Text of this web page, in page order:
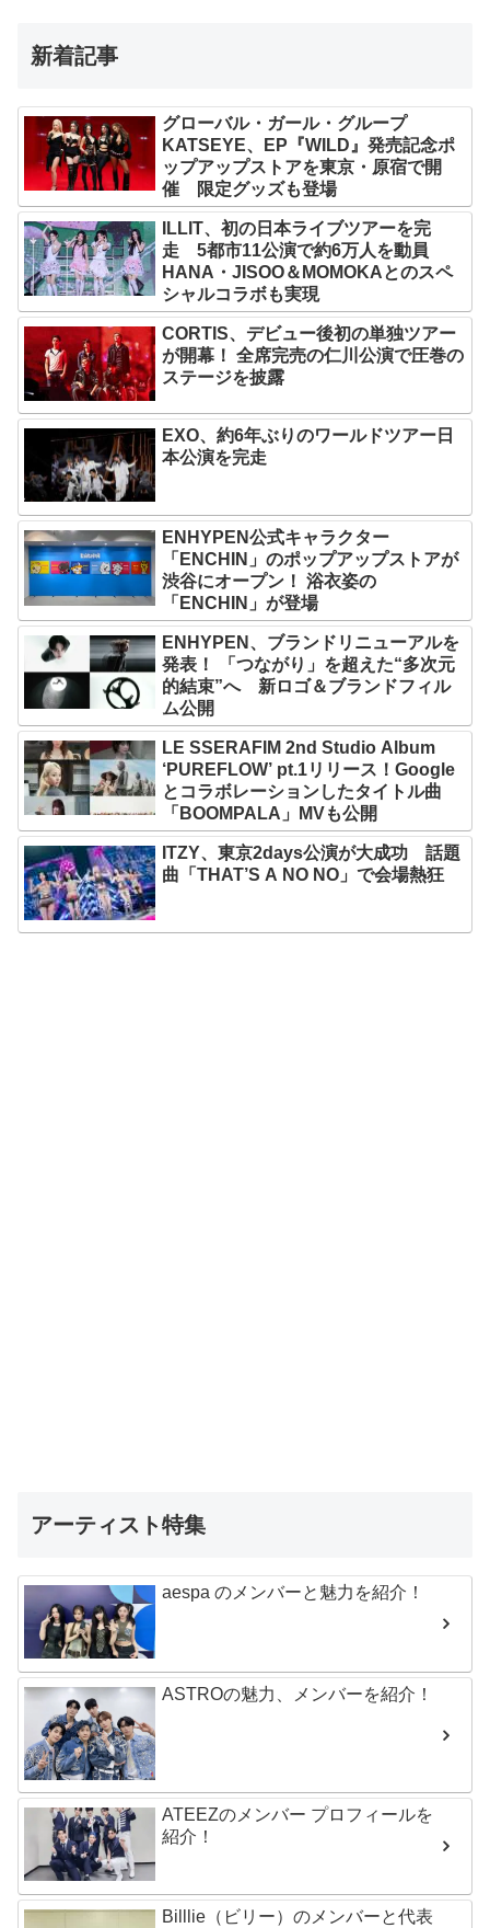
新着記事
グローバル・ガール・グループ
KATSEYE、EP『WILD』発売記念ポ
ップアップストアを東京・原宿で開
催 限定グッズも登場
ILLIT、初の日本ライブツアーを完
走 5都市11公演で約6万人を動員
HANA・JISOO＆MOMOKAとのスペ
シャルコラボも実現
CORTIS、デビュー後初の単独ツアー
が開幕！ 全席完売の仁川公演で圧巻の
ステージを披露
EXO、約6年ぶりのワールドツアー日
本公演を完走
ENHYPEN公式キャラクター
「ENCHIN」のポップアップストアが
渋谷にオープン！ 浴衣姿の
「ENCHIN」が登場
ENHYPEN、ブランドリニューアルを
発表！ 「つながり」を超えた“多次元
的結束”へ 新ロゴ＆ブランドフィル
ム公開
LE SSERAFIM 2nd Studio Album
‘PUREFLOW’ pt.1リリース！Google
とコラボレーションしたタイトル曲
「BOOMPALA」MVも公開
ITZY、東京2days公演が大成功 話題
曲「THAT’S A NO NO」で会場熱狂
アーティスト特集
aespa のメンバーと魅力を紹介！
ASTROの魅力、メンバーを紹介！
ATEEZのメンバー プロフィールを
紹介！
Billlie（ビリー）のメンバーと代表